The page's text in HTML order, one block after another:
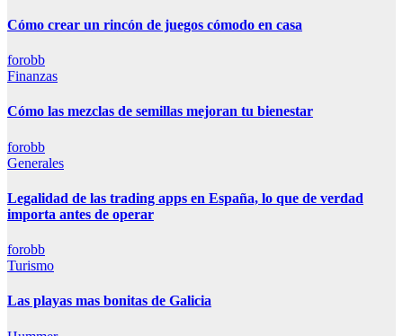
Cómo crear un rincón de juegos cómodo en casa
forobb
Finanzas
Cómo las mezclas de semillas mejoran tu bienestar
forobb
Generales
Legalidad de las trading apps en España, lo que de verdad
importa antes de operar
forobb
Turismo
Las playas mas bonitas de Galicia